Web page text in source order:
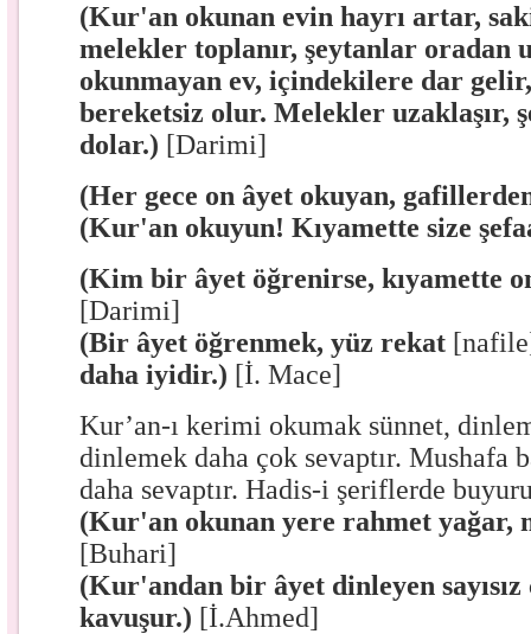
(Kur'an okunan evin hayrı artar,
melekler toplanır, şeytanlar oradan
okunmayan ev, içindekilere dar gelir,
bereketsiz olur. Melekler uzaklaşır,
dolar.) [Darimi]
(Her gece on âyet okuyan,
(Kur'an okuyun! Kıyamette size
(Kim bir âyet öğrenirse, kıyamette
[Darimi]
(Bir âyet öğrenmek, yüz rekat
daha iyidir.) [İ. Mace]
Kur’an-ı kerimi okumak sünnet,
dinlemek daha çok sevaptır. Mushafa
daha sevaptır. Hadis-i şeriflerde
(Kur'an okunan yere rahmet yağar,
[Buhari]
(Kur'andan bir âyet dinleyen sayısız
kavuşur.) [İ.Ahmed]